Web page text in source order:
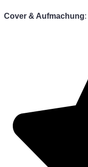
Cover & Aufmachung: